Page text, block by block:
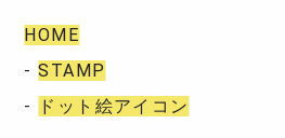
HOME
-STAMP
-
ドット絵アイコン